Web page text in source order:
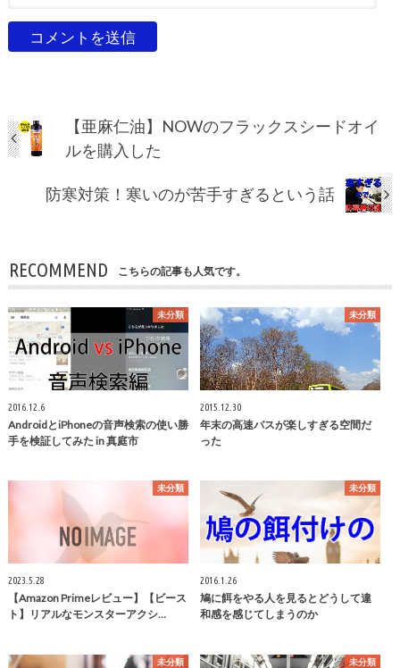
【亜麻仁油】NOWのフラックスシードオイ
ルを購入した
防寒対策！寒いのが苦手すぎるという話
RECOMMEND こちらの記事も人気です。
未分類
2016.12.6
AndroidとiPhoneの音声検索の使い勝
手を検証してみた in 真庭市
未分類
2015.12.30
年末の高速バスが楽しすぎる空間だ
った
未分類
2023.5.28
【Amazon Primeレビュー】【ビース
ト】リアルなモンスターアクシ…
未分類
2016.1.26
鳩に餌をやる人を見るとどうして違
和感を感じてしまうのか
未分類 未分類